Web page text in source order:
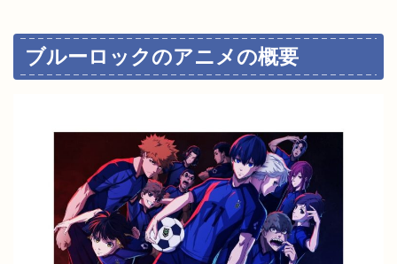
ブルーロックのアニメの概要